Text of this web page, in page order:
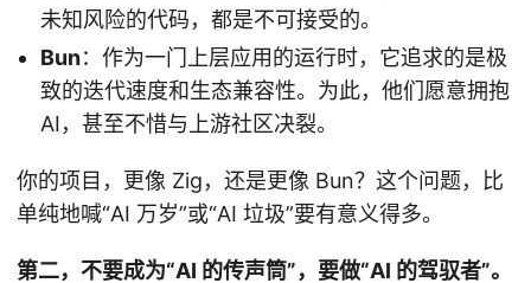
未知风险的代码，都是不可接受的。
Bun：作为一门上层应用的运行时，它追求的是极
致的迭代速度和生态兼容性。为此，他们愿意拥抱
AI，甚至不惜与上游社区决裂。
你的项目，更像 Zig，还是更像 Bun？这个问题，比
单纯地喊“AI 万岁”或“AI 垃圾”要有意义得多。
第二，不要成为“AI 的传声筒”，要做“AI 的驾驭者”。